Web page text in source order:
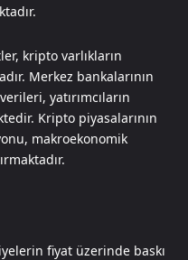
kripto varlıkların
Merkez bankalarının
yatırımcıların
Kripto piyasalarının
makroekonomik
fiyat üzerinde baskı